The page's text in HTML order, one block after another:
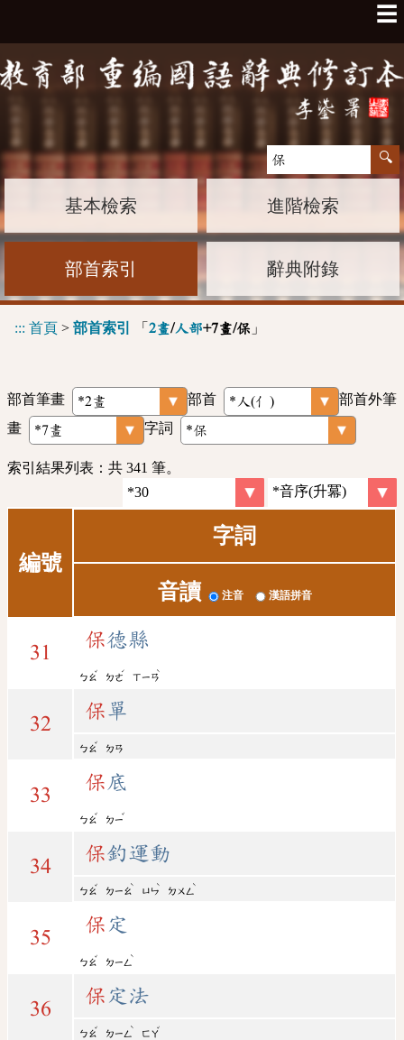
☰
基本檢索 進階檢索
部首索引 辭典附錄
::: 首頁 > 部首索引 「 2畫/人部+7畫/保 」
部首筆畫 部首
部首外筆
畫
字詞
索引結果列表：共 341 筆。
編號
字詞
音讀 注音 漢語拼音
31
保德縣
ㄅㄠ
ˇ
ㄉㄜ
ˊ
ㄒㄧㄢ
ˋ
32
保單
ㄅㄠ
ˇ
ㄉㄢ
33
保 底
ㄅㄠ
ˇ
ㄉㄧ
ˇ
34
保釣運動
ㄅㄠ
ˇ
ㄉㄧㄠ
ˋ
ㄩㄣ
ˋ
ㄉㄨㄥ
ˋ
35
保 定
ㄅㄠ
ˇ
ㄉㄧㄥ
ˋ
36
保 定法
ㄅㄠ
ˇ
ㄉㄧㄥ
ˋ
ㄈㄚ
ˇ